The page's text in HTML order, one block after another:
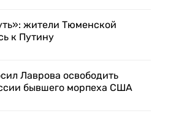
жители Тюменской
к Путину
Лаврова освободить
бывшего морпеха США